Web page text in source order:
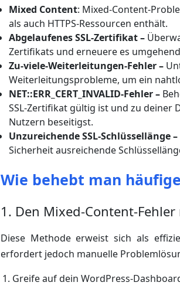
Mixed Content: Mixed-Content-
als auch HTTPS-Ressourcen enthält.
Abgelaufenes SSL-Zertifikat–
Zertifikats und erneuere es
Zu-viele-Weiterleitungen-Fehler –
Weiterleitungsprobleme, um ein
NET::ERR_CERT_INVALID-Fehler–
SSL-Zertifikat gültig ist und zu deiner
Nutzern beseitigst.
Unzureichende SSL-Schlüssellänge–
Sicherheit ausreichende
Wie behebt man
1. Den Mixed-Content-
Diese Methode erweist sich als
erfordert jedoch manuelle
Greife auf dein WordPress-